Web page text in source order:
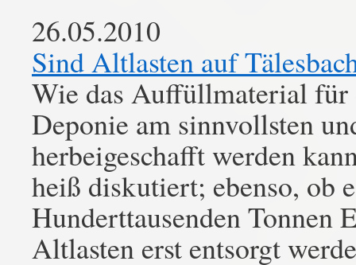
26.05.2010
Sind Altlasten auf
Wie das Auffüllmaterial für
Deponie am sinnvollsten
herbeigeschafft werden
heiß diskutiert; ebenso, ob
Hunderttausenden Tonnen
Altlasten erst entsorgt